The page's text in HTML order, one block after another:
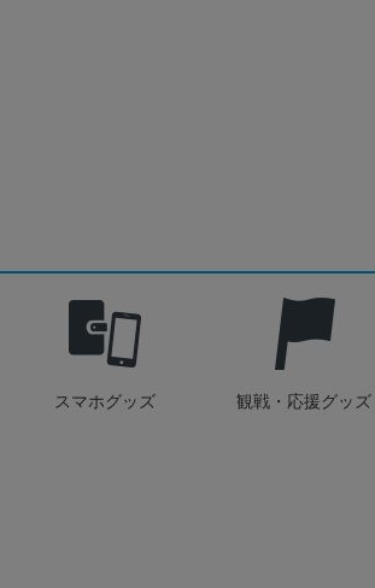
スマホグッズ 観戦・応援グッズ